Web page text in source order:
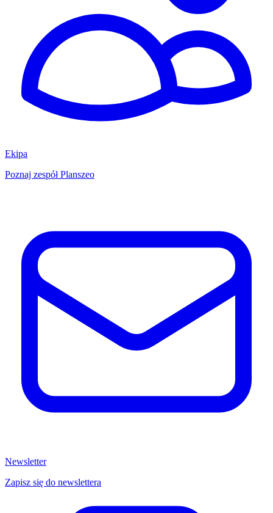
Ekipa
Poznaj zespół Planszeo
Newsletter
Zapisz się do newslettera